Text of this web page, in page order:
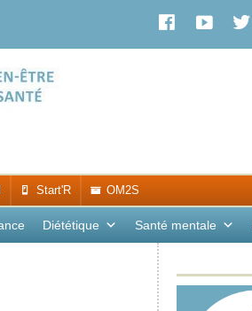
Start'R OM2S
Diététique Santé mentale